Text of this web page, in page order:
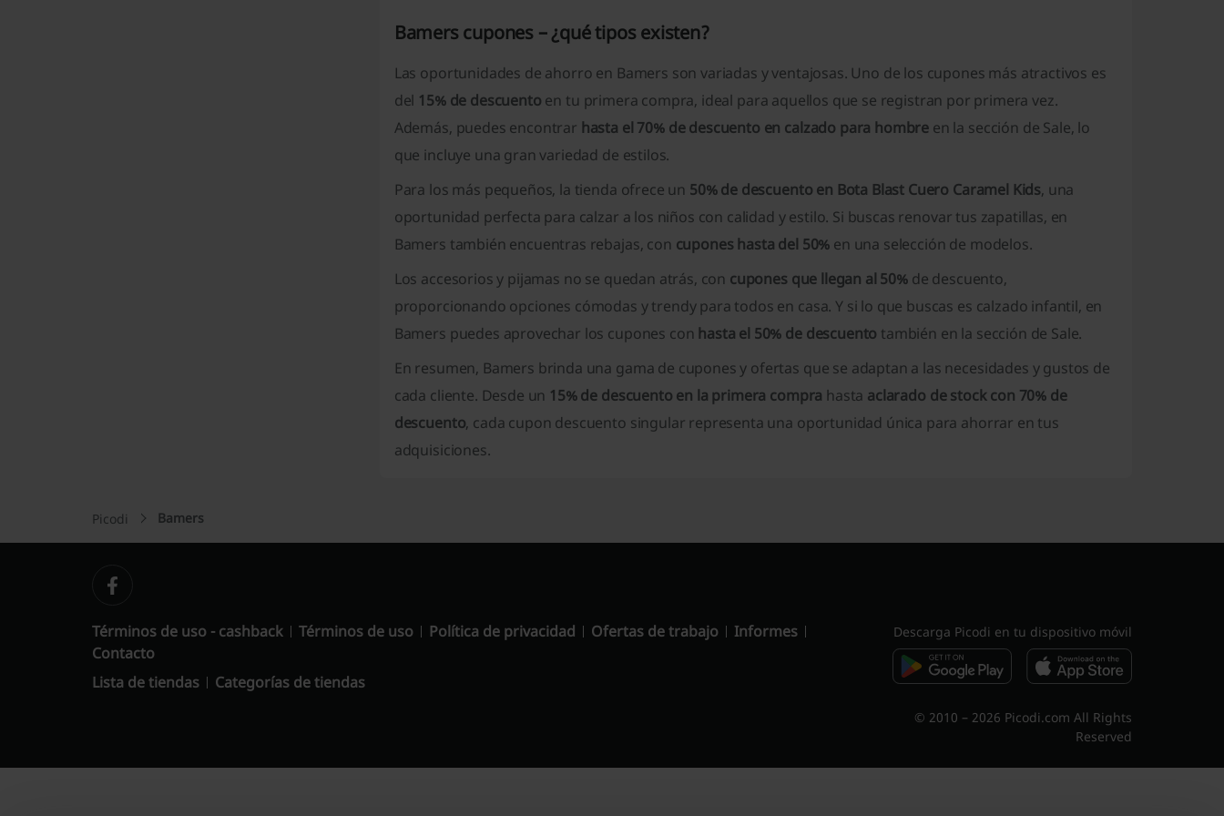
Bamers cupones – ¿qué tipos existen?
Las oportunidades de ahorro en Bamers son variadas y ventajosas. Uno de los cupones más atractivos es
del 15% de descuento en tu primera compra, ideal para aquellos que se registran por primera vez.
Además, puedes encontrar hasta el 70% de descuento en calzado para hombre en la sección de Sale, lo
que incluye una gran variedad de estilos.
Para los más pequeños, la tienda ofrece un 50% de descuento en Bota Blast Cuero Caramel Kids, una
oportunidad perfecta para calzar a los niños con calidad y estilo. Si buscas renovar tus zapatillas, en
Bamers también encuentras rebajas, con cupones hasta del 50% en una selección de modelos.
Los accesorios y pijamas no se quedan atrás, con cupones que llegan al 50%de descuento,
proporcionando opciones cómodas y trendy para todos en casa. Y si lo que buscas es calzado infantil, en
Bamers puedes aprovechar los cupones con hasta el 50% de descuento también en la sección de Sale.
En resumen, Bamers brinda una gama de cupones y ofertas que se adaptan a las necesidades y gustos de
cada cliente. Desde un 15% de descuento en la primera compra hasta aclarado de stock con 70% de
descuento, cada cupon descuento singular representa una oportunidad única para ahorrar en tus
adquisiciones.
Picodi Bamers
Términos de uso - cashback Términos de uso Política de privacidad Ofertas de trabajo
Informes
Contacto
Lista de tiendas
Categorías de tiendas
Descarga Picodi en tu dispositivo móvil
© 2010 – 2026 Picodi.com All Rights
Reserved